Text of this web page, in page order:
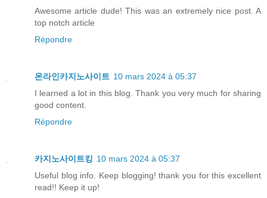
Awesome article dude! This was an extremely nice post. A
top notch article
Répondre
온라인카지노사이트 10 mars 2024 à 05:37
I learned a lot in this blog. Thank you very much for sharing
good content.
Répondre
카지노사이트킹 10 mars 2024 à 05:37
Useful blog info. Keep blogging! thank you for this excellent
read!! Keep it up!